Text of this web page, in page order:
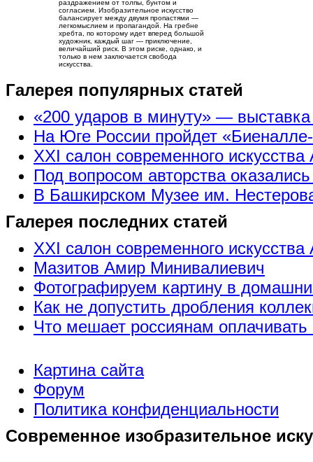
раздражением от толпы, бунтом и
согласием. Изобразительное искусство
балансирует между двумя пропастями —
легкомыслием и пропагандой. На гребне
хребта, по которому идет вперед большой
художник, каждый шаг — приключение,
величайший риск. В этом риске, однако, и
только в нем заключается свобода
искусства.
Галерея популярных статей
«200 ударов в минуту» —
На Юге России пройдет
XXI салон современного искусства
Под вопросом авторства
В Башкирском Музее им.
Галерея последних статей
XXI салон современного искусства
Мазитов Амир Минивалиевич
Фотографируем картину в
Как не допустить дробления
Что мешает россиянам
Картина сайта
Форум
Политика конфиденциальности
Современное изобразительное